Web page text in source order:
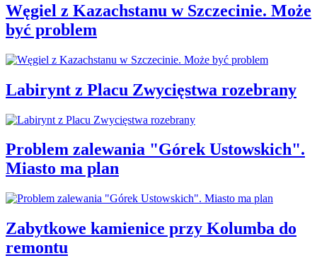
Węgiel z Kazachstanu w Szczecinie. Może
być problem
Labirynt z Placu Zwycięstwa rozebrany
Problem zalewania "Górek Ustowskich".
Miasto ma plan
Zabytkowe kamienice przy Kolumba do
remontu